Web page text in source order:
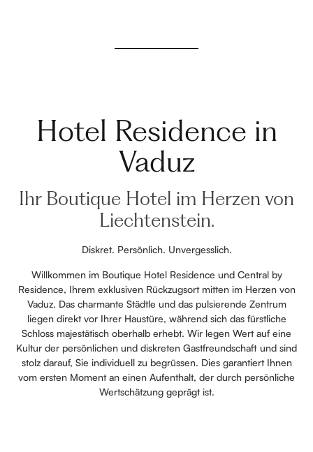
Hotel Residence in
Vaduz
Ihr Boutique Hotel im Herzen von
Liechtenstein.
Diskret. Persönlich. Unvergesslich.
Willkommen im Boutique Hotel Residence und Central by
Residence, Ihrem exklusiven Rückzugsort mitten im Herzen von
Vaduz. Das charmante Städtle und das pulsierende Zentrum
liegen direkt vor Ihrer Haustüre, während sich das fürstliche
Schloss majestätisch oberhalb erhebt. Wir legen Wert auf eine
Kultur der persönlichen und diskreten Gastfreundschaft und sind
stolz darauf, Sie individuell zu begrüssen. Dies garantiert Ihnen
vom ersten Moment an einen Aufenthalt, der durch persönliche
Wertschätzung geprägt ist.